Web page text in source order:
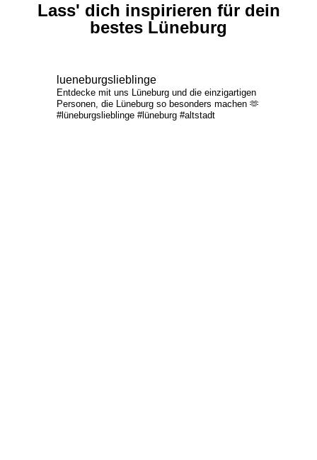
Lass' dich inspirieren für dein
bestes Lüneburg
lueneburgslieblinge
Entdecke mit uns Lüneburg und die einzigartigen
Personen, die Lüneburg so besonders machen 🫶
#lüneburgslieblinge #lüneburg #altstadt